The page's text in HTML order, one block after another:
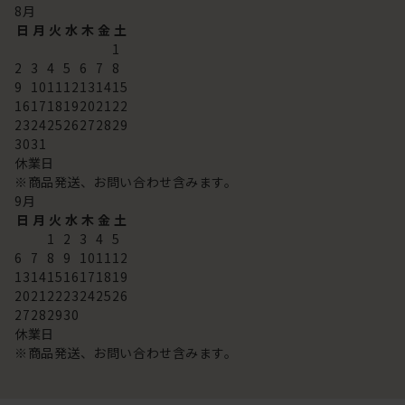
8 月
日 月 火 水 木 金 土
1
2 3 4 5 6 7 8
9
10 11 12 13 14 15
16 17 18 192021 22
23242526272829
3031
休業日
※商品発送、お問い合わせ含みます。
9 月
日 月 火 水 木 金 土
1
2 3 4 5
6 7 8 9 10 11 12
13 14 15 16 17 18 19
2021 2223242526
27282930
休業日
※商品発送、お問い合わせ含みます。